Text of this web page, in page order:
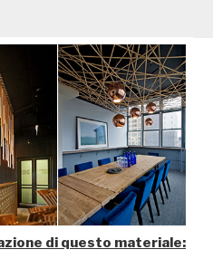
di questo materiale: